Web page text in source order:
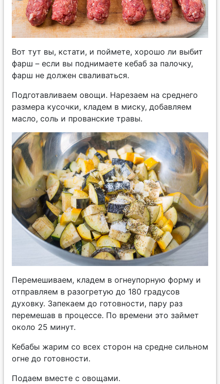
Вот тут вы, кстати, и поймете, хорошо ли выбит
фарш – если вы поднимаете кебаб за палочку,
фарш не должен сваливаться.
Подготавливаем овощи. Нарезаем на среднего
размера кусочки, кладем в миску, добавляем
масло, соль и прованские травы.
Перемешиваем, кладем в огнеупорную форму и
отправляем в разогретую до 180 градусов
духовку. Запекаем до готовности, пару раз
перемешав в процессе. По времени это займет
около 25 минут.
Кебабы жарим со всех сторон на средне сильном
огне до готовности.
Подаем вместе с овощами.